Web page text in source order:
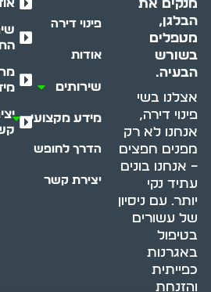
מנקים את
הבלגן,
מטפלים
בשורש
הבעיה.
אצלנו בשי
פינוי דירה,
אנחנו לא רק
מפנים חפצים
– אנחנו בונים
עתיד נקי
יותר. עם ניסיון
של עשורים
בטיפול
באגרנות
כפייתית
והזנחת
פינוי דירה
אודות
שירותים
מידע מקצועי
הדרך לחופש
יצירת קשר